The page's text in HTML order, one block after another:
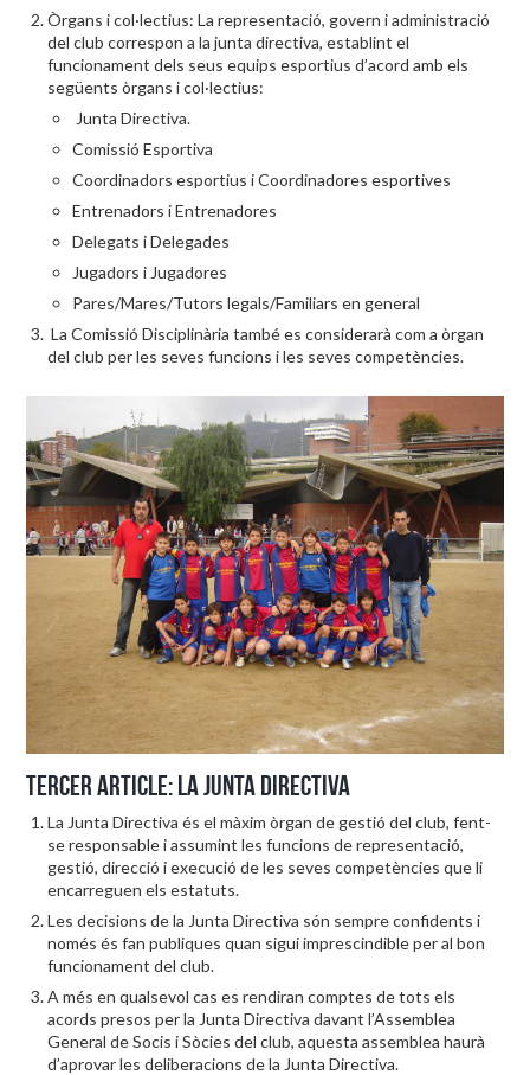
Òrgans i col·lectius: La representació, govern i administració
del club correspon a la junta directiva, establint el
funcionament dels seus equips esportius d’acord amb els
següents òrgans i col·lectius:
Junta Directiva.
Comissió Esportiva
Coordinadors esportius i Coordinadores esportives
Entrenadors i Entrenadores
Delegats i Delegades
Jugadors i Jugadores
Pares/Mares/Tutors legals/Familiars en general
La Comissió Disciplinària també es considerarà com a òrgan
del club per les seves funcions i les seves competències.
Tercer article: La Junta Directiva
La Junta Directiva és el màxim òrgan de gestió del club, fent-
se responsable i assumint les funcions de representació,
gestió, direcció i execució de les seves competències que li
encarreguen els estatuts.
Les decisions de la Junta Directiva són sempre confidents i
només és fan publiques quan sigui imprescindible per al bon
funcionament del club.
A més en qualsevol cas es rendiran comptes de tots els
acords presos per la Junta Directiva davant l’Assemblea
General de Socis i Sòcies del club, aquesta assemblea haurà
d’aprovar les deliberacions de la Junta Directiva.